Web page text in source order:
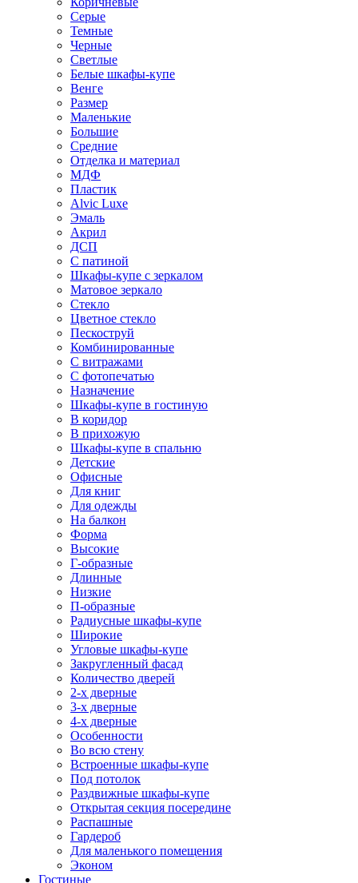
Серые
Темные
Черные
Светлые
Белые шкафы-купе
Венге
Размер
Маленькие
Большие
Средние
Отделка и материал
МДФ
Пластик
Alvic Luxe
Эмаль
Акрил
ДСП
С патиной
Шкафы-купе с зеркалом
Матовое зеркало
Стекло
Цветное стекло
Пескоструй
Комбинированные
С витражами
С фотопечатью
Назначение
Шкафы-купе в гостиную
В коридор
В прихожую
Шкафы-купе в спальню
Детские
Офисные
Для книг
Для одежды
На балкон
Форма
Высокие
Г-образные
Длинные
Низкие
П-образные
Радиусные шкафы-купе
Широкие
Угловые шкафы-купе
Закругленный фасад
Количество дверей
2-х дверные
3-х дверные
4-х дверные
Особенности
Во всю стену
Встроенные шкафы-купе
Под потолок
Раздвижные шкафы-купе
Открытая секция посередине
Распашные
Гардероб
Для маленького помещения
Эконом
Гостиные